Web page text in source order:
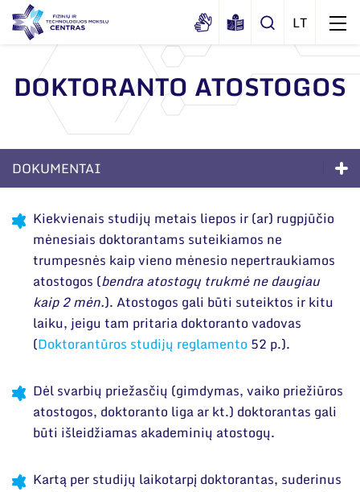
Apie mus
Dokumentai
Sertifikatai ir akreditavimo pažymėjimai
Korupcijos prevencija
Duomenų apsauga
Darbuotojams
Nuorodos
Struktūra
Administracija
Administraciniai skyriai
Moksliniai skyriai
Mokslo taryba
Tarptautinė patarėjų taryba
Mokslininkai emeritai
Naujienos
Renginiai
Tinklalaidės
Leidiniai
Bendri rekvizitai
Administracija
Darbuotojų kontaktai
DOKTORANTO ATOSTOGOS
DOKUMENTAI
Apie studijas
Priėmimas į doktorantūrą
Gyvenimas doktorantūroje
DUK
Kiekvienais studijų metais liepos ir (ar) rugpjūčio
mėnesiais doktorantams suteikiamos ne
trumpesnės kaip vieno mėnesio nepertraukiamos
atostogos (bendra atostogų trukmė ne daugiau
kaip 2 mėn.). Atostogos gali būti suteiktos ir kitu
laiku, jeigu tam pritaria doktoranto vadovas
(Doktorantūros studijų reglamento 52 p.).
Dėl svarbių priežasčių (gimdymas, vaiko priežiūros
atostogos, doktoranto liga ar kt.) doktorantas gali
būti išleidžiamas akademinių atostogų.
Kartą per studijų laikotarpį doktorantas, suderinus